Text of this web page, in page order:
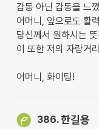
감동 아닌 감동을 느
어머니, 앞으로도 활
당신께서 원하시는
이 또한 저의 자랑거
어머니, 화이팅!
386.한길용